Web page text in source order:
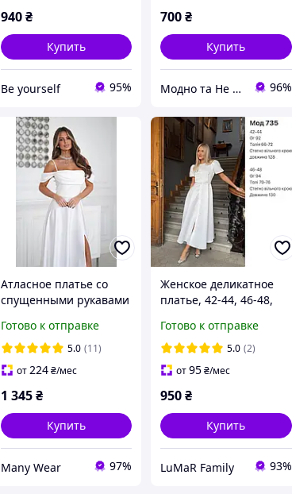
940₴
Купить
Be yourself 95%
700₴
Купить
Модно та Не Дорого 96%
Атласное платье со
спущенными рукавами
декольте
Готово к отправке
5.0 (11)
от224₴/мес
1 345₴
Купить
Many Wear 97%
Женское деликатное
платье, 42-44, 46-48,
красный, беж, костюм
люкс.
Готово к отправке
5.0 (2)
от95₴/мес
950₴
Купить
LuMaR Family 93%